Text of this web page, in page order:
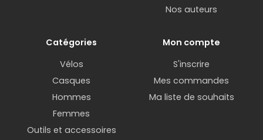
Nos auteurs
Catégories
Vélos
Casques
Hommes
Femmes
Outils et accessoires
Mon compte
S'inscrire
Mes commandes
Ma liste de souhaits